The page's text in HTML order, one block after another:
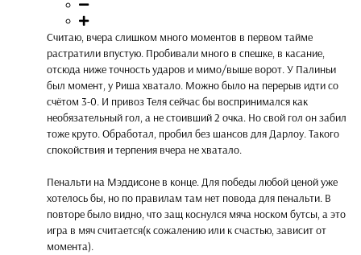
Считаю, вчера слишком много моментов в первом тайме
растратили впустую. Пробивали много в спешке, в касание,
отсюда ниже точность ударов и мимо/выше ворот. У Палиньи
был момент, у Риша хватало. Можно было на перерыв идти со
счётом 3-0. И привоз Теля сейчас бы воспринимался как
необязательный гол, а не стоивший 2 очка. Но свой гол он забил
тоже круто. Обработал, пробил без шансов для Дарлоу. Такого
спокойствия и терпения вчера не хватало.
Пенальти на Мэддисоне в конце. Для победы любой ценой уже
хотелось бы, но по правилам там нет повода для пенальти. В
повторе было видно, что защ коснулся мяча носком бутсы, а это
игра в мяч считается(к сожалению или к счастью, зависит от
момента).